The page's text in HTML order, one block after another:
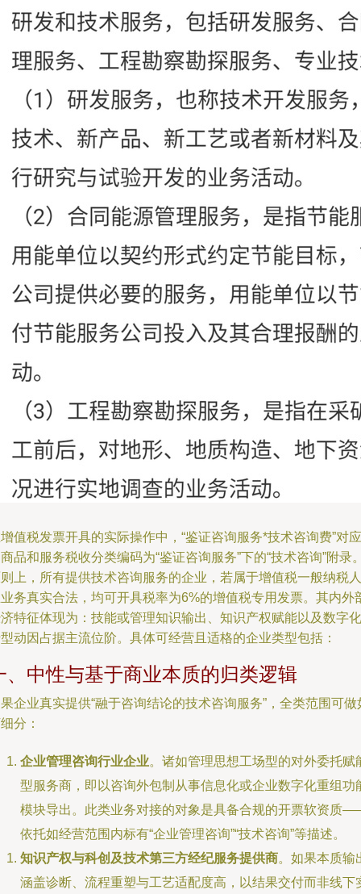
值税发票开具的实际操作中，“鉴证咨询服务*技术咨询费”对应
品和服务税收分类编码为“鉴证咨询服务”下的“技术咨询”附录
上，所有提供技术咨询服务的企业，若属于增值税一般纳税人
务真实合法，均可开具税率为6%的增值税专用发票。其内外
特征体现为：技能或管理知识输出、知识产权赋能以及数字化
动因占据主流位阶。具体可经营且适格的企业类型包括：
、中性与基于商业本质的归类逻辑
企业真实提供“融于咨询结论的技术咨询服务”，全类范围可做
分：
企业管理咨询行业企业。诸如管理思想工场型的对外委托赋
型服务商，即以咨询外包制从事信息化或企业数字化重组功
模块导出。此类业务对接的对象是具备合规的开票软资质
依托如经营范围内标有“企业管理咨询”“技术咨询”等描述。
知识产权与科创及技术第三方经纪服务提供商。如果本质输
涵盖诊断、流程重塑与工艺适配度高，以结果交付而非线下